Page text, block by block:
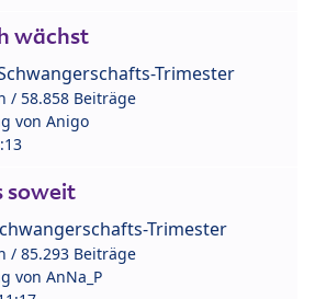
wächst
Trimester
/ 58.858 Beiträge
von Anigo
soweit
Trimester
/ 85.293 Beiträge
von AnNa_P